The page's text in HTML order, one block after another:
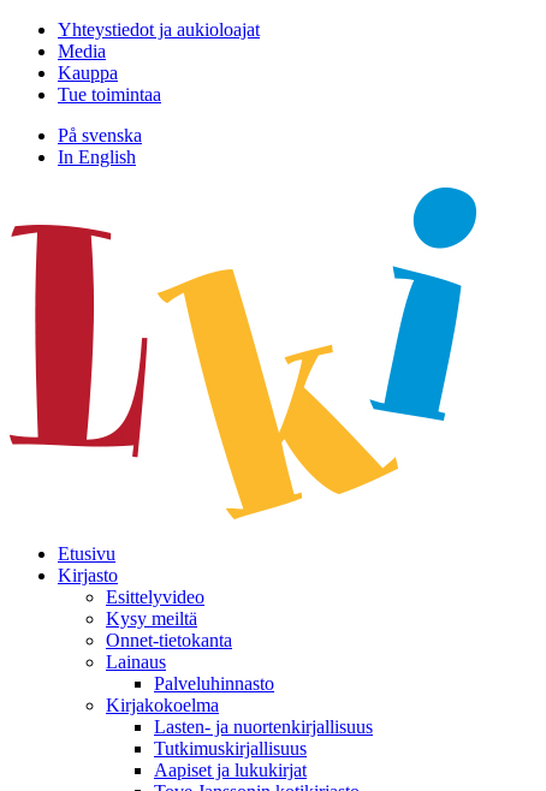
Hyppää
sisältöön
Yhteystiedot ja aukioloajat
Media
Kauppa
Tue toimintaa
På svenska
In English
Etusivu
Kirjasto
Esittelyvideo
Kysy meiltä
Onnet-tietokanta
Lainaus
Palveluhinnasto
Kirjakokoelma
Lasten- ja nuortenkirjallisuus
Tutkimuskirjallisuus
Aapiset ja lukukirjat